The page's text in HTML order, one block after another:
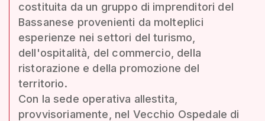
costituita da un gruppo di imprenditori del
Bassanese provenienti da molteplici
esperienze nei settori del turismo,
dell'ospitalità, del commercio, della
ristorazione e della promozione del
territorio.
Con la sede operativa allestita,
provvisoriamente, nel Vecchio Ospedale di